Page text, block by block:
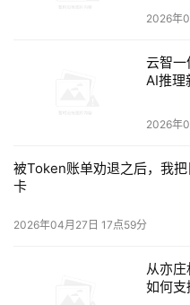
2026年
云智
AI推理
2026年
被Token账单劝退之后，我
卡
2026年04月27日 17点59分
从亦
如何支